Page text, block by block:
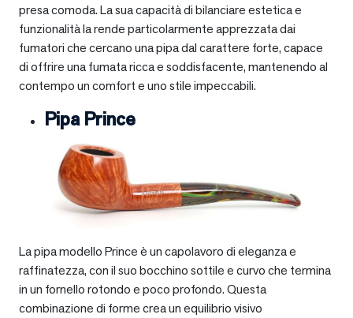
presa comoda. La sua capacità di bilanciare estetica e
funzionalità la rende particolarmente apprezzata dai
fumatori che cercano una pipa dal carattere forte, capace
di offrire una fumata ricca e soddisfacente, mantenendo al
contempo un comfort e uno stile impeccabili.
Pipa Prince
La pipa modello Prince è un capolavoro di eleganza e
raffinatezza, con il suo bocchino sottile e curvo che termina
in un fornello rotondo e poco profondo. Questa
combinazione di forme crea un equilibrio visivo